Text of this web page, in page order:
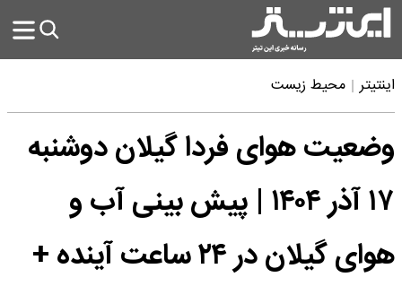
اینتیتر محیط زیست
وضعیت هوای فردا گیلان دوشنبه
۱۷ آذر ۱۴۰۴ | پیش بینی آب و
هوای گیلان در ۲۴ ساعت آینده +